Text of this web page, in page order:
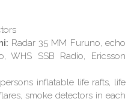
Radar 35 MM Furuno, echo
WHS SSB Radio, Ericsson
inflatable life rafts, life
smoke detectors in each